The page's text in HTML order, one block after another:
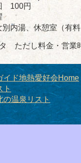
100円
内湯、休憩室（有
ただし料金・営業
イド地熱愛好会Home
ト
の温泉リスト